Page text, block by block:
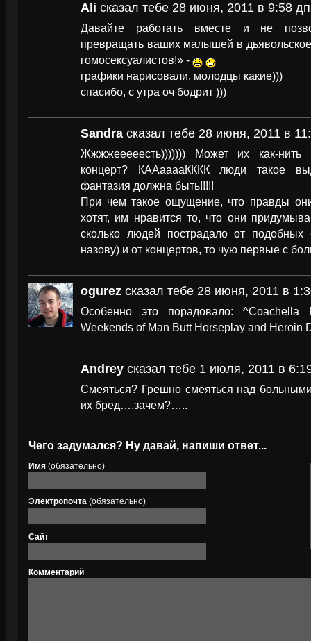
Ali сказал тебе 28 июня, 2011 в 9:58 дп
Давайте работать вместе и не
превращать ваших малышей в
гомосексуалистов!» -
графики нарисовали, молодцы какие)))
спасибо, с утра оч бодрит )))
Sandra сказал тебе 28 июня, 2011 в
Жжжжееееесть))))))) Может их как-
концерт? КААааааКККК люди такое
фантазия должна быть!!!!!
При чем такое ощущение, что правды
хотят, им нравится то, что они
сколько людей пострадало от
назову) и от концертов, то чую первые с
ogurez сказал тебе 28 июня, 2011 в
Особенно это порадовало:
Weekends of Man Butt Horseplay and Heroin
Andrey сказал тебе 1 июля, 2011 в
Смеяться? Грешно смеяться над
их бред….зачем?…..
Чего задумался? Ну давай, напиши ответ...
Имя (обязательно)
Электропочта (обязательно)
Сайт
Комментарий